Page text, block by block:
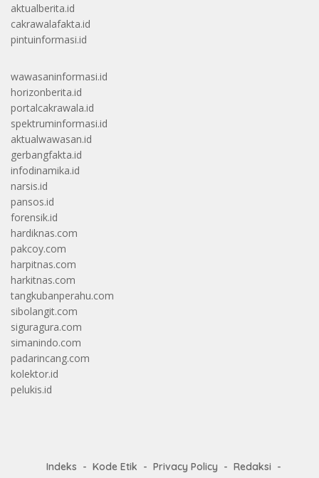
aktualberita.id
cakrawalafakta.id
pintuinformasi.id
wawasaninformasi.id
horizonberita.id
portalcakrawala.id
spektruminformasi.id
aktualwawasan.id
gerbangfakta.id
infodinamika.id
narsis.id
pansos.id
forensik.id
hardiknas.com
pakcoy.com
harpitnas.com
harkitnas.com
tangkubanperahu.com
sibolangit.com
siguragura.com
simanindo.com
padarincang.com
kolektor.id
pelukis.id
Indeks Kode Etik Privacy Policy
Redaksi